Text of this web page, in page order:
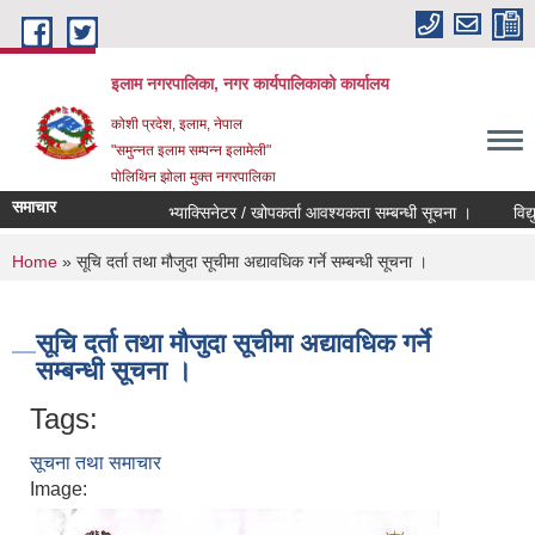
Skip to main content
इलाम नगरपालिका, नगर कार्यपालिकाको कार्यालय
कोशी प्रदेश, इलाम, नेपाल
"समुन्नत इलाम सम्पन्न इलामेली"
पोलिथिन झोला मुक्त नगरपालिका
समाचार भ्याक्सिनेटर / खोपकर्ता आवश्यकता सम्बन्धी सूचना ।
You are here
Home » सूचि दर्ता तथा मौजुदा सूचीमा अद्यावधिक गर्ने सम्बन्धी सूचना ।
सूचि दर्ता तथा मौजुदा सूचीमा अद्यावधिक गर्ने
सम्बन्धी सूचना ।
Tags:
सूचना तथा समाचार
Image: